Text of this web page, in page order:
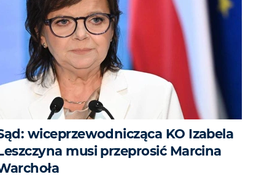
wiceprzewodnicząca KO Izabela
musi przeprosić Marcina